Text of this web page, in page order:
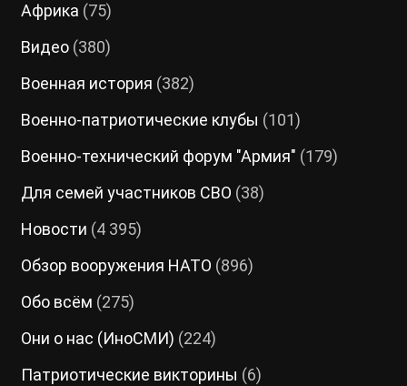
Африка (75)
Видео(380)
Военная история (382)
Военно-патриотические клубы (101)
Военно-технический форум "Армия" (179)
Для семей участников СВО (38)
Новости (4 395)
Обзор вооружения НАТО (896)
Обо всём (275)
Они о нас (ИноСМИ) (224)
Патриотические викторины (6)